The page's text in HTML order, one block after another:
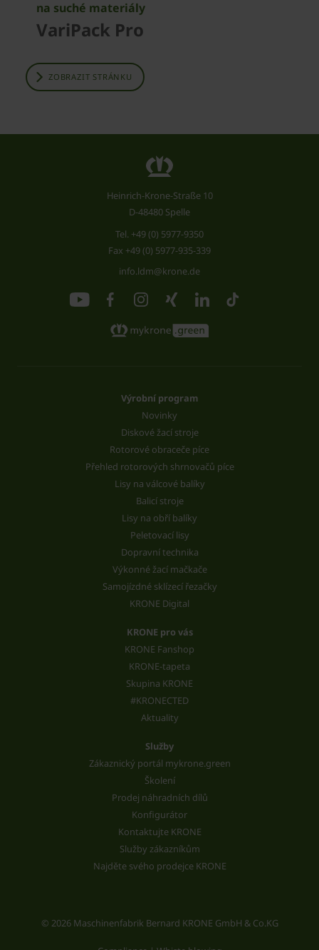
na suché materiály
VariPack Pro
ZOBRAZIT STRÁNKU
Heinrich-Krone-Straße 10
D-48480 Spelle
Tel. +49 (0) 5977-9350
Fax +49 (0) 5977-935-339
info.ldm@krone.de
Výrobní program
Novinky
Diskové žací stroje
Rotorové obraceče píce
Přehled rotorových shrnovačů píce
Lisy na válcové balíky
Balicí stroje
Lisy na obří balíky
Peletovací lisy
Dopravní technika
Výkonné žací mačkače
Samojízdné sklízecí řezačky
KRONE Digital
KRONE pro vás
KRONE Fanshop
KRONE-tapeta
Skupina KRONE
#KRONECTED
Aktuality
Služby
Zákaznický portál mykrone.green
Školení
Prodej náhradních dílů
Konfigurátor
Kontaktujte KRONE
Služby zákazníkům
Najděte svého prodejce KRONE
© 2026 Maschinenfabrik Bernard KRONE GmbH & Co.KG